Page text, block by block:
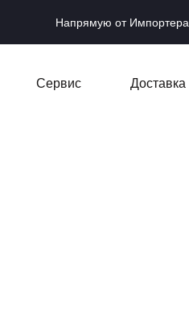
Напрямую от Импортера
Сервис Доставка